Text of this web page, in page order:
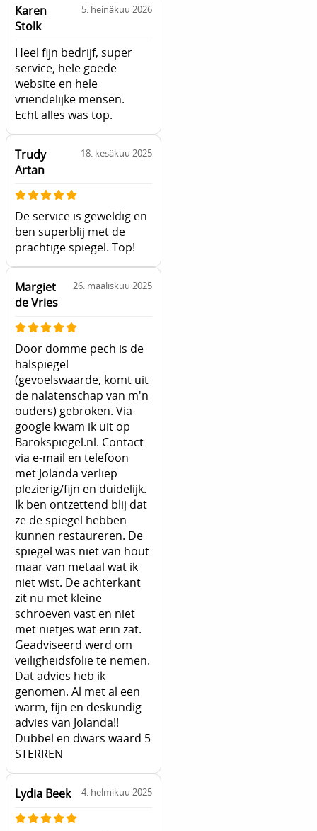
Karen
Stolk
5. heinäkuu 2026
Heel fijn bedrijf, super
service, hele goede
website en hele
vriendelijke mensen.
Echt alles was top.
Trudy
Artan
18. kesäkuu 2025
De service is geweldig en
ben superblij met de
prachtige spiegel. Top!
Margiet
de Vries
26. maaliskuu 2025
Door domme pech is de
halspiegel
(gevoelswaarde, komt uit
de nalatenschap van m'n
ouders) gebroken. Via
google kwam ik uit op
Barokspiegel.nl. Contact
via e-mail en telefoon
met Jolanda verliep
plezierig/fijn en duidelijk.
Ik ben ontzettend blij dat
ze de spiegel hebben
kunnen restaureren. De
spiegel was niet van hout
maar van metaal wat ik
niet wist. De achterkant
zit nu met kleine
schroeven vast en niet
met nietjes wat erin zat.
Geadviseerd werd om
veiligheidsfolie te nemen.
Dat advies heb ik
genomen. Al met al een
warm, fijn en deskundig
advies van Jolanda!!
Dubbel en dwars waard 5
STERREN
Lydia Beek 4. helmikuu 2025